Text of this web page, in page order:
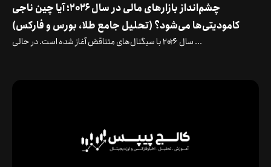
چشم‌انداز بازارهای مالی در سال ۲۰۲۶؛ آیا چین ناجی
کامودیتی‌ها می‌شود؟ (تحلیل جامع طلا، بورس و فارکس)
سال ۲۰۲۶ با سیگنال‌های متناقض آغاز شده است. در حالی ...